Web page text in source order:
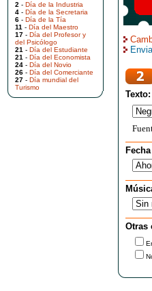
2 - Día de la Industria
4 - Día de la Secretaria
6 - Día de la Tía
11 - Día del Maestro
17 - Día del Profesor y
del Psicólogo
21 - Día del Estudiante
21 - Día del Economista
24 - Día del Novio
26 - Día del Comerciante
27 - Día mundial del
Turismo
Texto:
Otras